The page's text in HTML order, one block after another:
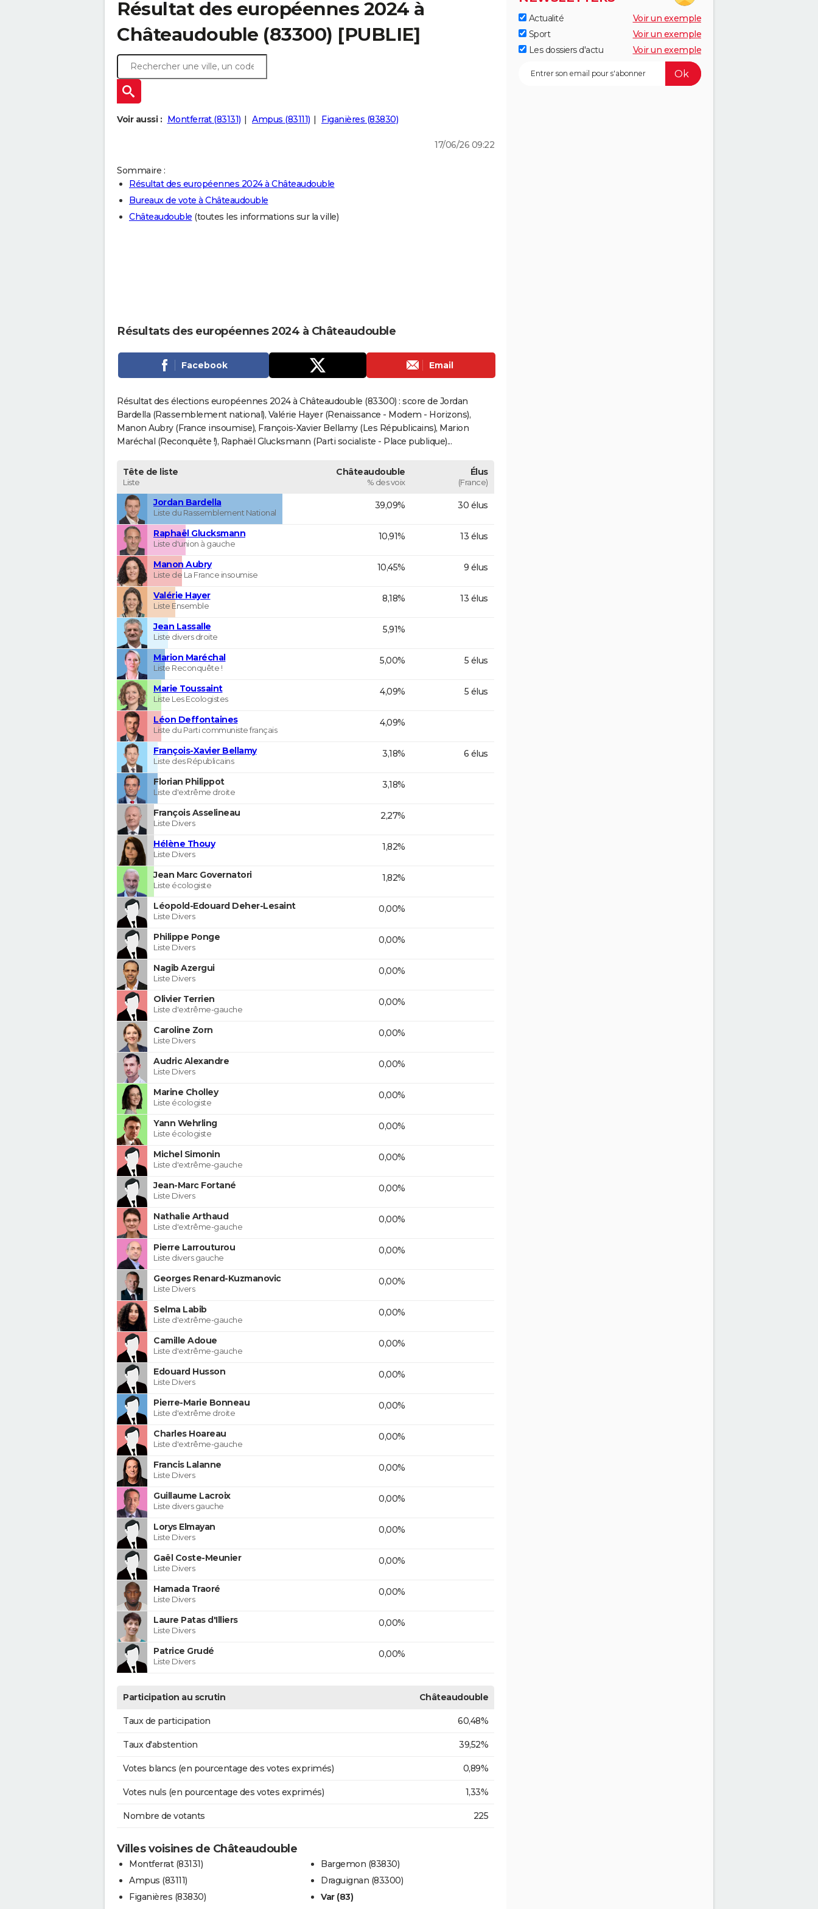
Résultat des européennes 2024 à
Châteaudouble (83300) [PUBLIE]
Voir aussi : Montferrat (83131) Ampus (83111) Figanières (83830)
17/06/26 09:22
Sommaire :
Résultat des européennes 2024 à Châteaudouble
Bureaux de vote à Châteaudouble
Châteaudouble (toutes les informations sur la ville)
Résultats des européennes 2024 à Châteaudouble
Facebook Email
Résultat des élections européennes 2024 à Châteaudouble (83300) : score de Jordan
Bardella (Rassemblement national), Valérie Hayer (Renaissance - Modem - Horizons),
Manon Aubry (France insoumise), François-Xavier Bellamy (Les Républicains), Marion
Maréchal (Reconquête !), Raphaël Glucksmann (Parti socialiste - Place publique)...
Tête de liste
Liste
Châteaudouble
% des voix
Élus
(France)
Jordan Bardella
Liste du Rassemblement National
39,09% 30 élus
Raphaël Glucksmann
Liste d'union à gauche
10,91% 13 élus
Manon Aubry
Liste de La France insoumise
10,45% 9 élus
Valérie Hayer
Liste Ensemble
8,18% 13 élus
Jean Lassalle
Liste divers droite
5,91%
Marion Maréchal
Liste Reconquête !
5,00% 5 élus
Marie Toussaint
Liste Les Ecologistes
4,09% 5 élus
Léon Deffontaines
Liste du Parti communiste français
4,09%
François-Xavier Bellamy
Liste des Républicains
3,18% 6 élus
Florian Philippot
Liste d'extrême droite
3,18%
François Asselineau
Liste Divers
2,27%
Hélène Thouy
Liste Divers
1,82%
Jean Marc Governatori
Liste écologiste
1,82%
Léopold-Edouard Deher-Lesaint
Liste Divers
0,00%
Philippe Ponge
Liste Divers
0,00%
Nagib Azergui
Liste Divers
0,00%
Olivier Terrien
Liste d'extrême-gauche
0,00%
Caroline Zorn
Liste Divers
0,00%
Audric Alexandre
Liste Divers
0,00%
Marine Cholley
Liste écologiste
0,00%
Yann Wehrling
Liste écologiste
0,00%
Michel Simonin
Liste d'extrême-gauche
0,00%
Jean-Marc Fortané
Liste Divers
0,00%
Nathalie Arthaud
Liste d'extrême-gauche
0,00%
Pierre Larrouturou
Liste divers gauche
0,00%
Georges Renard-Kuzmanovic
Liste Divers
0,00%
Selma Labib
Liste d'extrême-gauche
0,00%
Camille Adoue
Liste d'extrême-gauche
0,00%
Edouard Husson
Liste Divers
0,00%
Pierre-Marie Bonneau
Liste d'extrême droite
0,00%
Charles Hoareau
Liste d'extrême-gauche
0,00%
Francis Lalanne
Liste Divers
0,00%
Guillaume Lacroix
Liste divers gauche
0,00%
Lorys Elmayan
Liste Divers
0,00%
Gaël Coste-Meunier
Liste Divers
0,00%
Hamada Traoré
Liste Divers
0,00%
Laure Patas d'Illiers
Liste Divers
0,00%
Patrice Grudé
Liste Divers
0,00%
Participation au scrutin Châteaudouble
Taux de participation 60,48%
Taux d'abstention 39,52%
Votes blancs (en pourcentage des votes exprimés) 0,89%
Votes nuls (en pourcentage des votes exprimés) 1,33%
Nombre de votants 225
Villes voisines de Châteaudouble
Montferrat (83131)
Ampus (83111)
Figanières (83830)
Bargemon (83830)
Draguignan (83300)
Var (83)
Actualité
Voir un exemple
Sport
Voir un exemple
Les dossiers d'actu
Voir un exemple